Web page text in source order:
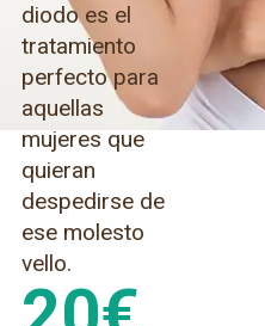
diodo es el
tratamiento
perfecto para
aquellas
mujeres que
quieran
despedirse de
ese molesto
vello.